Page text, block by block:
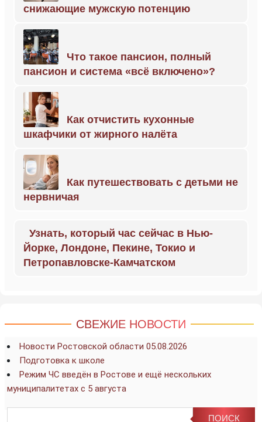
снижающие мужскую потенцию
Что такое пансион, полный
пансион и система «всё включено»?
Как отчистить кухонные
шкафчики от жирного налёта
Как путешествовать с детьми не
нервничая
Узнать, который час сейчас в Нью-
Йорке, Лондоне, Пекине, Токио и
Петропавловске-Камчатском
СВЕЖИЕ НОВОСТИ
Новости Ростовской области 05.08.2026
Подготовка к школе
Режим ЧС введён в Ростове и ещё нескольких
муниципалитетах с 5 августа